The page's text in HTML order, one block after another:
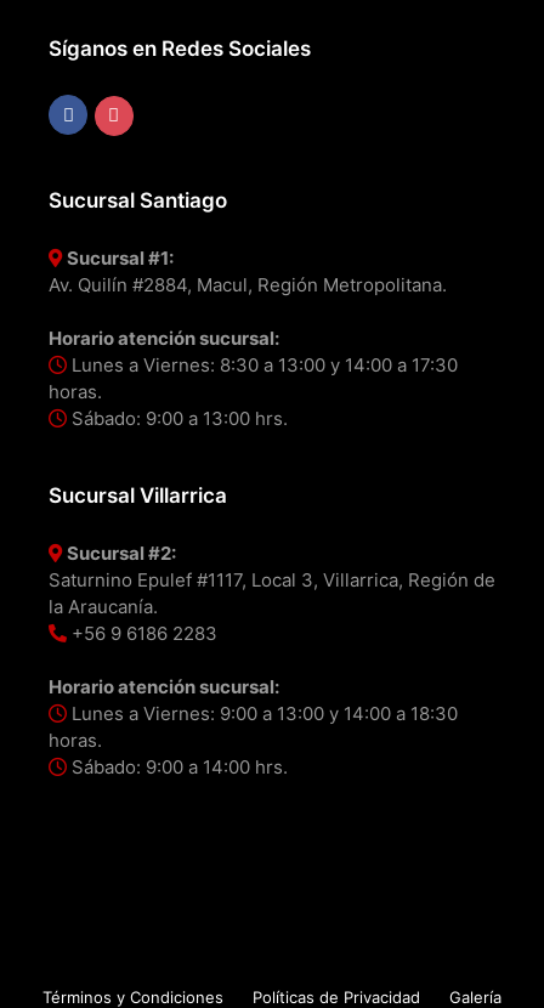
Síganos en Redes Sociales
Sucursal Santiago
Sucursal #1:
Av. Quilín #2884, Macul, Región Metropolitana.
Horario atención sucursal:
Lunes a Viernes: 8:30 a 13:00 y 14:00 a 17:30
horas.
Sábado: 9:00 a 13:00 hrs.
Sucursal Villarrica
Sucursal #2:
Saturnino Epulef #1117, Local 3, Villarrica, Región de
la Araucanía.
+56 9 6186 2283
Horario atención sucursal:
Lunes a Viernes: 9:00 a 13:00 y 14:00 a 18:30
horas.
Sábado: 9:00 a 14:00 hrs.
Términos y Condiciones Políticas de Privacidad Galería